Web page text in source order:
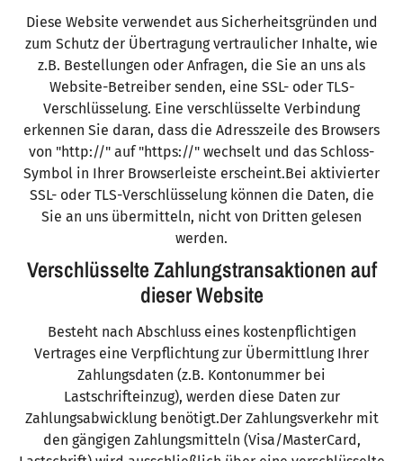
Diese Website verwendet aus Sicherheitsgründen und
zum Schutz der Übertragung vertraulicher Inhalte, wie
z.B. Bestellungen oder Anfragen, die Sie an uns als
Website-Betreiber senden, eine SSL- oder TLS-
Verschlüsselung. Eine verschlüsselte Verbindung
erkennen Sie daran, dass die Adresszeile des Browsers
von "http://" auf "https://" wechselt und das Schloss-
Symbol in Ihrer Browserleiste erscheint.Bei aktivierter
SSL- oder TLS-Verschlüsselung können die Daten, die
Sie an uns übermitteln, nicht von Dritten gelesen
werden.
Verschlüsselte Zahlungstransaktionen auf
dieser Website
Besteht nach Abschluss eines kostenpflichtigen
Vertrages eine Verpflichtung zur Übermittlung Ihrer
Zahlungsdaten (z.B. Kontonummer bei
Lastschrifteinzug), werden diese Daten zur
Zahlungsabwicklung benötigt.Der Zahlungsverkehr mit
den gängigen Zahlungsmitteln (Visa/MasterCard,